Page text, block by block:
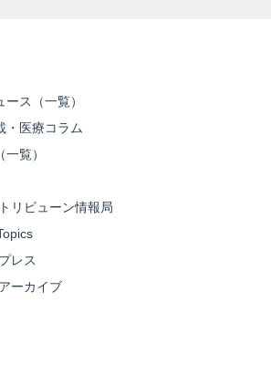
ス（一覧）
・医療コラム
覧）
リビューン情報局
レス
ーカイブ